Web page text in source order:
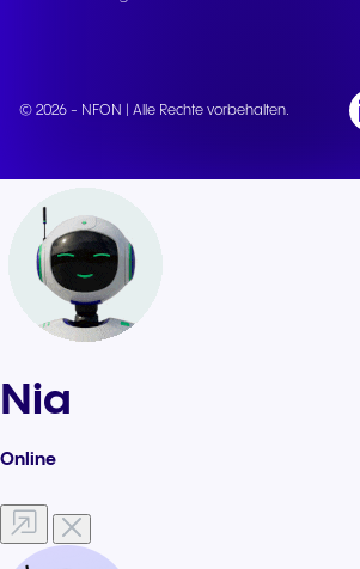
© 2026 - NFON | Alle Rechte vorbehalten.